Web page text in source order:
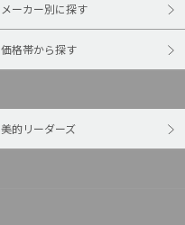
メーカー別に探す
価格帯から探す
美的リーダーズ